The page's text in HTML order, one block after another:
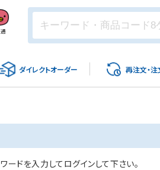
ダイレクトオーダー 再注文・注
ードを入力してログインして下さい。